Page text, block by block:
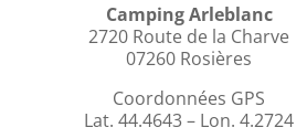
Camping Arleblanc
2720 Route de la Charve
07260 Rosières
Coordonnées GPS
Lat. 44.4643 – Lon. 4.2724